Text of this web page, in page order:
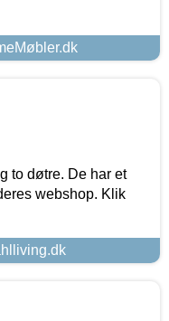
to døtre. De har et
webshop. Klik